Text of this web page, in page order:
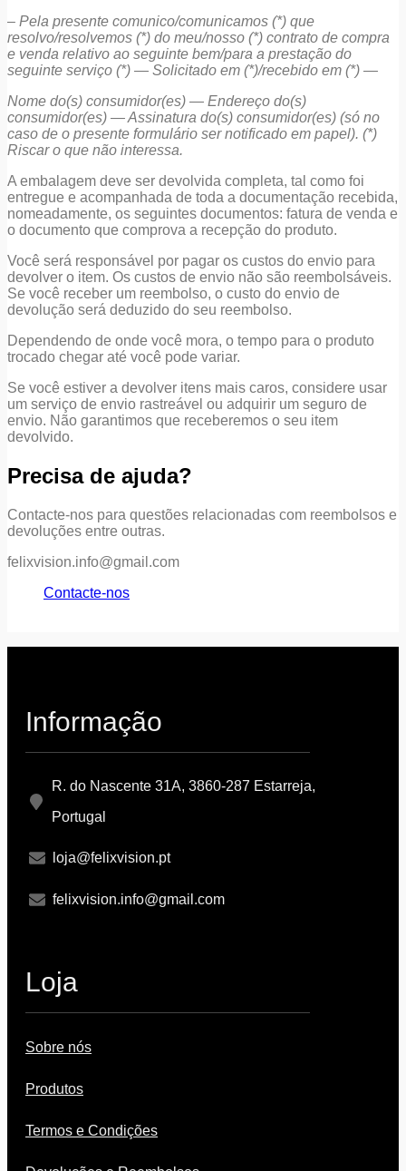
– Pela presente comunico/comunicamos (*) que
resolvo/resolvemos (*) do meu/nosso (*) contrato de compra
e venda relativo ao seguinte bem/para a prestação do
seguinte serviço (*) — Solicitado em (*)/recebido em (*) —
Nome do(s) consumidor(es) — Endereço do(s)
consumidor(es) — Assinatura do(s) consumidor(es) (só no
caso de o presente formulário ser notificado em papel). (*)
Riscar o que não interessa.
A embalagem deve ser devolvida completa, tal como foi
entregue e acompanhada de toda a documentação recebida,
nomeadamente, os seguintes documentos: fatura de venda e
o documento que comprova a recepção do produto.
Você será responsável por pagar os custos do envio para
devolver o item. Os custos de envio não são reembolsáveis.
Se você receber um reembolso, o custo do envio de
devolução será deduzido do seu reembolso.
Dependendo de onde você mora, o tempo para o produto
trocado chegar até você pode variar.
Se você estiver a devolver itens mais caros, considere usar
um serviço de envio rastreável ou adquirir um seguro de
envio. Não garantimos que receberemos o seu item
devolvido.
Precisa de ajuda?
Contacte-nos para questões relacionadas com reembolsos e
devoluções entre outras.
felixvision.info@gmail.com
Contacte-nos
Informação
R. do Nascente 31A, 3860-287 Estarreja,
Portugal
loja@felixvision.pt
felixvision.info@gmail.com
Loja
Sobre nós
Produtos
Termos e Condições